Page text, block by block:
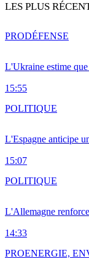
LES PLUS
L'Ukraine estime que
15:55
PRODÉFENSE
L'Espagne anticipe
15:07
POLITIQUE
L'Allemagne
14:33
POLITIQUE
PROENERGIE,